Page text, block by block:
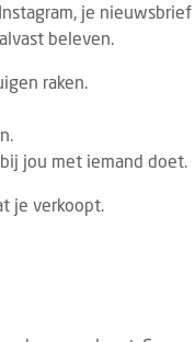
je
beleven.
raken.
jou met iemand doet.
je verkoopt.